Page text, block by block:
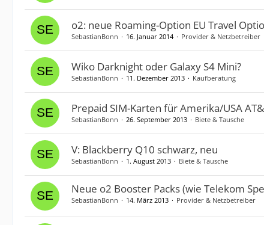
o2: neue Roaming-Option EU Travel
SebastianBonn 16. Januar 2014 Provider & Netzbetreiber
Wiko Darknight oder Galaxy S4 Mini?
SebastianBonn 11. Dezember 2013 Kaufberatung
Prepaid SIM-Karten für Amerika/USA
SebastianBonn 26. September 2013 Biete & Tausche
V: Blackberry Q10 schwarz, neu
SebastianBonn 1. August 2013 Biete & Tausche
Neue o2 Booster Packs (wie Telekom
SebastianBonn 14. März 2013 Provider & Netzbetreiber